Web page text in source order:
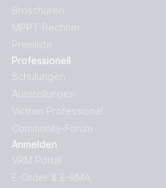
Broschüren
MPPT-Rechner
Preisliste
Professionell
Schulungen
Ausstellungen
Victron Professional
Community-Forum
Anmelden
VRM Portal
E-Order & E-RMA